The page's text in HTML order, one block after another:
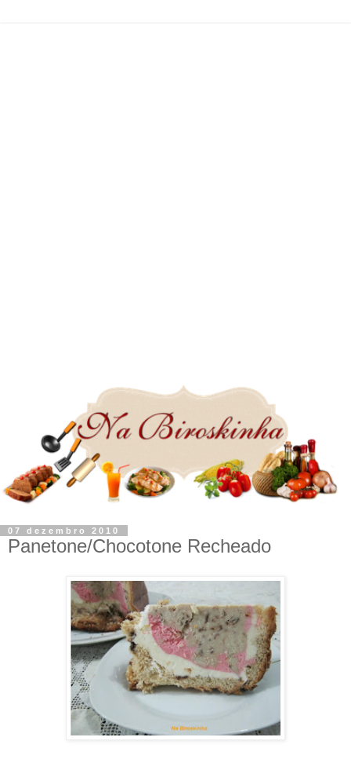
07 dezembro 2010
Panetone/Chocotone Recheado